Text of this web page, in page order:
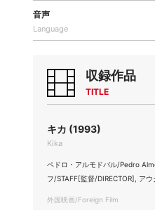
音声
Language
収録作品
TITLE
キカ (1993)
Kika
ペドロ・アルモドバル/Pedro
フ/STAFF[監督/DIRECTOR], ア
外国映画/Foreign Film